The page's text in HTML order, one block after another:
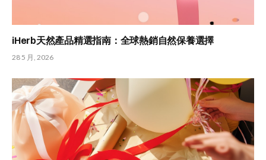
iHerb天然產品精選指南：全球熱銷自然保養選擇
28 5 月, 2026